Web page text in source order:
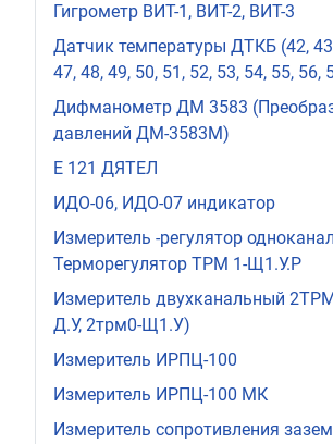
Гигрометр ВИТ-1, ВИТ-2, ВИТ-3
Датчик температуры ДТКБ (42,
47, 48, 49, 50, 51, 52, 53, 54, 55, 56,
Дифманометр ДМ 3583
давлений ДМ-3583М)
Е 121 ДЯТЕЛ
ИДО-06, ИДО-07 индикатор
Измеритель -регулятор
Терморегулятор ТРМ 1-Щ1.У.Р
Измеритель двухканальный
Д.У, 2трм0-Щ1.У)
Измеритель ИРПЦ-100
Измеритель ИРПЦ-100 МК
Измеритель сопротивления